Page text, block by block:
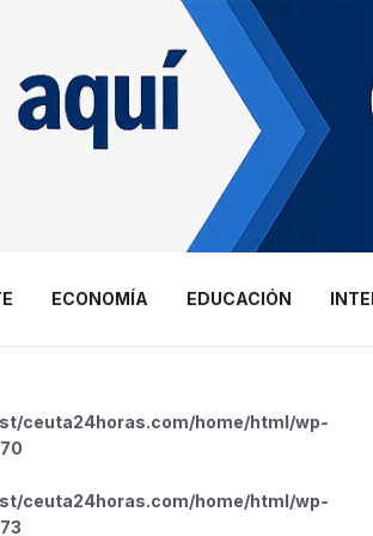
ECONOMÍA EDUCACIÓN
ceuta24horas.com/home/html/wp-
70
ceuta24horas.com/home/html/wp-
73